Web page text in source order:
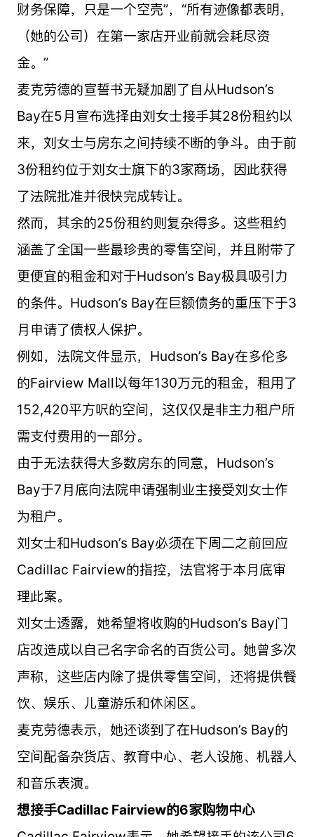
财务保障，只是一个空壳”，“所有迹像都表明，
（她的公司）在第一家店开业前就会耗尽资
金。”
麦克劳德的宣誓书无疑加剧了自从Hudson’s
Bay在5月宣布选择由刘女士接手其28份租约以
来，刘女士与房东之间持续不断的争斗。由于前
3份租约位于刘女士旗下的3家商场，因此获得
了法院批准并很快完成转让。
然而，其余的25份租约则复杂得多。这些租约
涵盖了全国一些最珍贵的零售空间，并且附带了
更便宜的租金和对于Hudson’s Bay极具吸引力
的条件。Hudson’s Bay在巨额债务的重压下于3
月申请了债权人保护。
例如，法院文件显示，Hudson’s Bay在多伦多
的Fairview Mall以每年130万元的租金，租用了
152,420平方呎的空间，这仅仅是非主力租户所
需支付费用的一部分。
由于无法获得大多数房东的同意，Hudson’s
Bay于7月底向法院申请强制业主接受刘女士作
为租户。
刘女士和Hudson’s Bay必须在下周二之前回应
Cadillac Fairview的指控，法官将于本月底审
理此案。
刘女士透露，她希望将收购的Hudson’s Bay门
店改造成以自己名字命名的百货公司。她曾多次
声称，这些店内除了提供零售空间，还将提供餐
饮、娱乐、儿童游乐和休闲区。
麦克劳德表示，她还谈到了在Hudson’s Bay的
空间配备杂货店、教育中心、老人设施、机器人
和音乐表演。
想接手Cadillac Fairview的6家购物中心